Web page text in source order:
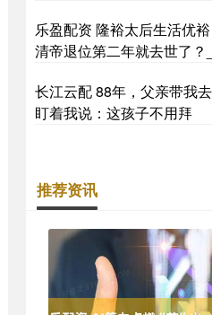
乐盈配资 隆裕太后生活优
清帝退位第二年就去世了
长江云配 88年，父亲带我
盯着我说：这孩子不用拜
推荐资讯